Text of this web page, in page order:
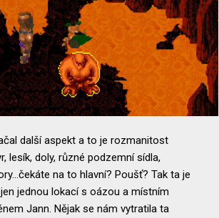
další aspekt a to je rozmanitost
lesík, doly, různé podzemní sídla,
na to hlavní? Poušť? Tak ta je
jednou lokací s oázou a místním
Jann. Nějak se nám vytratila ta